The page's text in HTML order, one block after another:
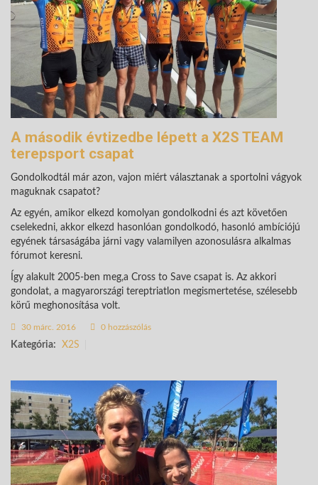
A második évtizedbe lépett a X2S TEAM
terepsport csapat
Gondolkodtál már azon, vajon miért választanak a sportolni vágyok
maguknak csapatot?
Az egyén, amikor elkezd komolyan gondolkodni és azt követően
cselekedni, akkor elkezd hasonlóan gondolkodó, hasonló ambíciójú
egyének társaságába járni vagy valamilyen azonosulásra alkalmas
fórumot keresni.
Így alakult 2005-ben meg,a Cross to Save csapat is. Az akkori
gondolat, a magyarországi tereptriatlon megismertetése, szélesebb
körű meghonosítása volt.
30 márc. 2016 0 hozzászólás
Kategória: X2S